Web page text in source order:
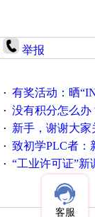
举报
· 有奖活动：晒
· 没有积分怎么办
· 新手，谢谢大
· 致初学PLC者：新人
· “工业许可证”新调整：水文仪
客服